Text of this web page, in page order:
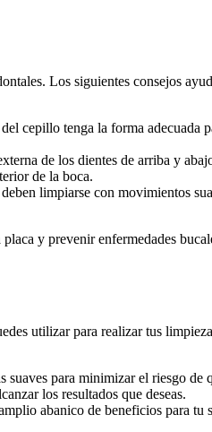
Los‌ siguientes consejos
cepillo tenga la forma adecuada⁢
de los dientes de arriba y
de ⁢la boca.
limpiarse con movimientos
y prevenir enfermedades
utilizar para realizar‍ tus
para ⁤minimizar el riesgo de
los resultados que deseas.
abanico de beneficios⁣ para tu